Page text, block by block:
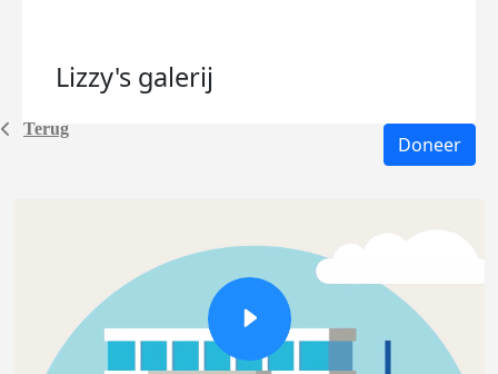
Terug
Lizzy's galerij
Doneer